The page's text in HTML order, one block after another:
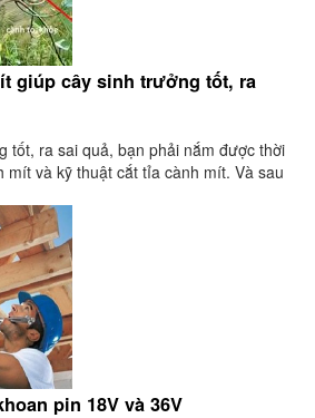
giúp cây sinh trưởng tốt, ra
tốt, ra sai quả, bạn phải nắm được thời
mít và kỹ thuật cắt tỉa cành mít. Và sau
pin 18V và 36V